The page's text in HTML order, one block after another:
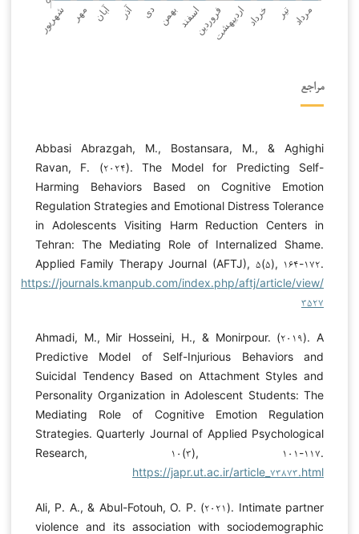
مراجع
Abbasi Abrazgah, M., Bostansara, M., & Aghighi
Ravan, F. (۲۰۲۴). The Model for Predicting Self-
Harming Behaviors Based on Cognitive Emotion
Regulation Strategies and Emotional Distress Tolerance
in Adolescents Visiting Harm Reduction Centers in
Tehran: The Mediating Role of Internalized Shame.
Applied Family Therapy Journal (AFTJ), ۵(۵), ۱۶۴-۱۷۲.
https://journals.kmanpub.com/index.php/aftj/article/view/
۳۵۲۷
Ahmadi, M., Mir Hosseini, H., & Monirpour. (۲۰۱۹). A
Predictive Model of Self-Injurious Behaviors and
Suicidal Tendency Based on Attachment Styles and
Personality Organization in Adolescent Students: The
Mediating Role of Cognitive Emotion Regulation
Strategies. Quarterly Journal of Applied Psychological
Research, ۱۰(۳), ۱۰۱-۱۱۷.
https://japr.ut.ac.ir/article_۷۳۸۷۳.html
Ali, P. A., & Abul-Fotouh, O. P. (۲۰۲۱). Intimate partner
violence and its association with sociodemographic